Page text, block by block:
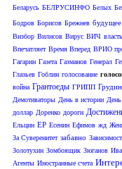
Беларусь БЕЛРУСИНФО Белых
Бодров Борисов Брежнев будущее
Визбор Вилисов Вирус ВИЧ власть
Впечатляет Время Вперед ВРИО
Гагарин Газета Газманов Генерал
Глазьев Гоблин голосование
война Грантоеды ГРИПП
Демотиваторы День в истории
доллар Доренко дороги
Ельцин ЕР Есенин Ефимов жд
За Суверенитет забавно
Золотухин Зомбоящик Зюганов
Агенты Иностранные счета